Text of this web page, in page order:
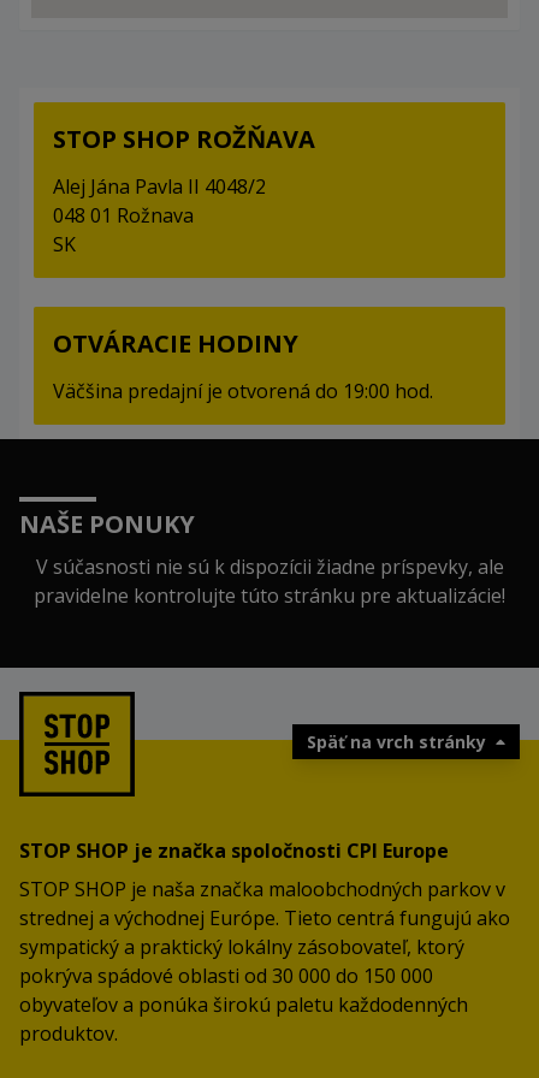
STOP SHOP ROŽŇAVA
Alej Jána Pavla II 4048/2
048 01 Rožnava
SK
OTVÁRACIE HODINY
Väčšina predajní je otvorená do 19:00 hod.
NAŠE PONUKY
V súčasnosti nie sú k dispozícii žiadne príspevky, ale
pravidelne kontrolujte túto stránku pre aktualizácie!
Späť na vrch stránky
STOP SHOP je značka spoločnosti CPI Europe
STOP SHOP je naša značka maloobchodných parkov v
strednej a východnej Európe. Tieto centrá fungujú ako
sympatický a praktický lokálny zásobovateľ, ktorý
pokrýva spádové oblasti od 30 000 do 150 000
obyvateľov a ponúka širokú paletu každodenných
produktov.